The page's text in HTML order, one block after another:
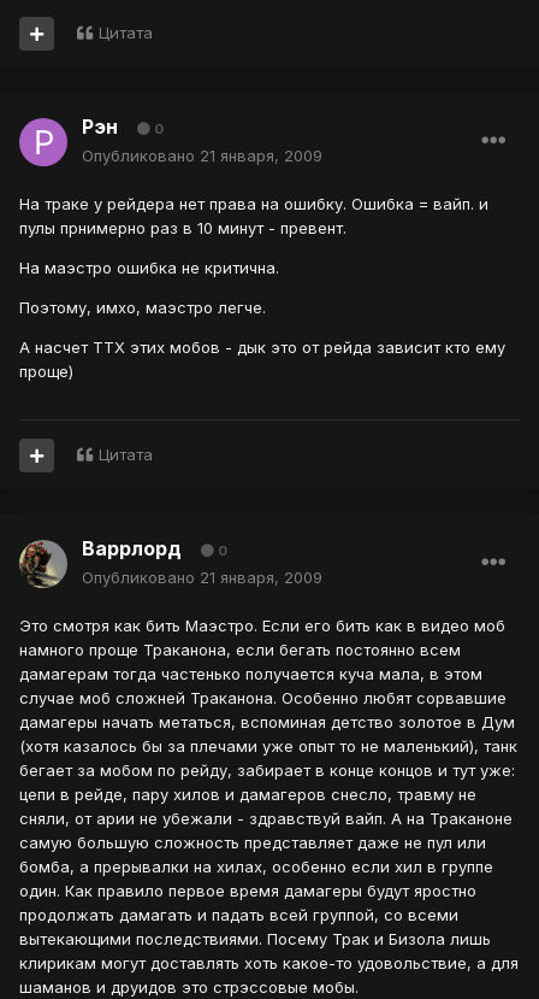
Цитата
Рэн 0
Опубликовано 21 января, 2009
На траке у рейдера нет права на ошибку. Ошибка = вайп. и
пулы прнимерно раз в 10 минут - превент.
На маэстро ошибка не критична.
Поэтому, имхо, маэстро легче.
А насчет ТТХ этих мобов - дык это от рейда зависит кто ему
проще)
Цитата
Варрлорд 0
Опубликовано 21 января, 2009
Это смотря как бить Маэстро. Если его бить как в видео моб
намного проще Траканона, если бегать постоянно всем
дамагерам тогда частенько получается куча мала, в этом
случае моб сложней Траканона. Особенно любят сорвавшие
дамагеры начать метаться, вспоминая детство золотое в Дум
(хотя казалось бы за плечами уже опыт то не маленький), танк
бегает за мобом по рейду, забирает в конце концов и тут уже:
цепи в рейде, пару хилов и дамагеров снесло, травму не
сняли, от арии не убежали - здравствуй вайп. А на Траканоне
самую большую сложность представляет даже не пул или
бомба, а прерывалки на хилах, особенно если хил в группе
один. Как правило первое время дамагеры будут яростно
продолжать дамагать и падать всей группой, со всеми
вытекающими последствиями. Посему Трак и Бизола лишь
клирикам могут доставлять хоть какое-то удовольствие, а для
шаманов и друидов это стрэссовые мобы.